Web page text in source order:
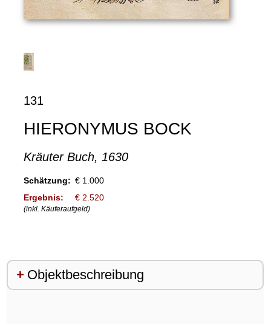
131
HIERONYMUS BOCK
Kräuter Buch, 1630
Schätzung: € 1.000
Ergebnis:
€ 2.520
(inkl. Käuferaufgeld)
Objektbeschreibung